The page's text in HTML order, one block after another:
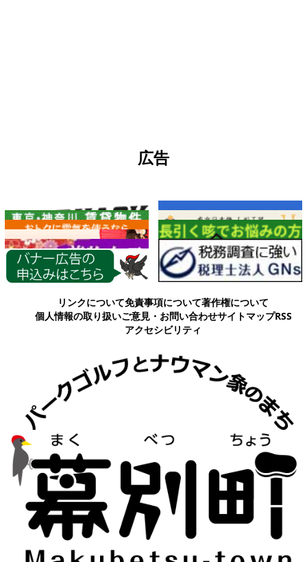
広告
各種情報
リンクについて免責事項について著作権について
個人情報の取り扱いご意見・お問い合わせサイトマップRSS
アクセシビリティ